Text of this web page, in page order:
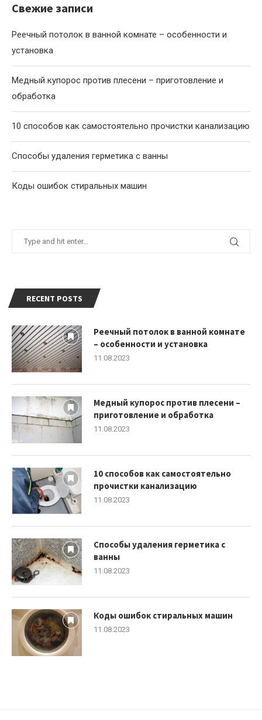
Свежие записи
Реечный потолок в ванной комнате – особенности и
установка
Медный купорос против плесени – приготовление и
обработка
10 способов как самостоятельно прочистки канализацию
Способы удаления герметика с ванны
Коды ошибок стиральных машин
RECENT POSTS
Реечный потолок в ванной комнате
– особенности и установка
11.08.2023
Медный купорос против плесени –
приготовление и обработка
11.08.2023
10 способов как самостоятельно
прочистки канализацию
11.08.2023
Способы удаления герметика с
ванны
11.08.2023
Коды ошибок стиральных машин
11.08.2023